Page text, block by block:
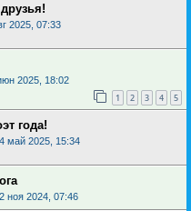
2025, 07:33
2025, 18:02
1 2 3 4 5
года!
май 2025, 15:34
ноя 2024, 07:46